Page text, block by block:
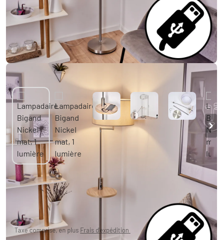
Lampadaire Bigand Nickel mat, 1 lumière
337,99 €
Taxe comprise, en plus Frais d'expédition
Livraison gratuite